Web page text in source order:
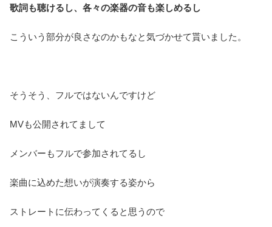
歌詞も聴けるし、各々の楽器の音も楽しめるし
こういう部分が良さなのかもなと気づかせて貰いました。
そうそう、フルではないんですけど
MVも公開されてまして
メンバーもフルで参加されてるし
楽曲に込めた想いが演奏する姿から
ストレートに伝わってくると思うので